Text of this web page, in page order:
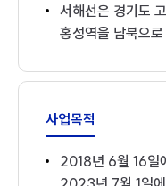
서해선은 경기도
홍성역을 남북으
사업목적
2018년 6월 16일